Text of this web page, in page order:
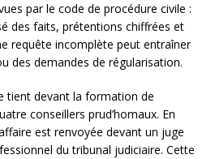
par le code de procédure civile :
des faits, prétentions chiffrées et
requête incomplète peut entraîner
des demandes de régularisation.
tient devant la formation de
conseillers prud’homaux. En
est renvoyée devant un juge
du tribunal judiciaire. Cette